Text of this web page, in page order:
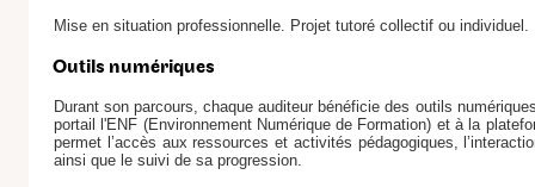
Mise en situation professionnelle. Projet tutoré collectif ou individuel.
Outils numériques
Durant son parcours, chaque auditeur bénéficie des outils
portail l'ENF (Environnement Numérique de Formation) et à la
permet l’accès aux ressources et activités pédagogiques,
ainsi que le suivi de sa progression.